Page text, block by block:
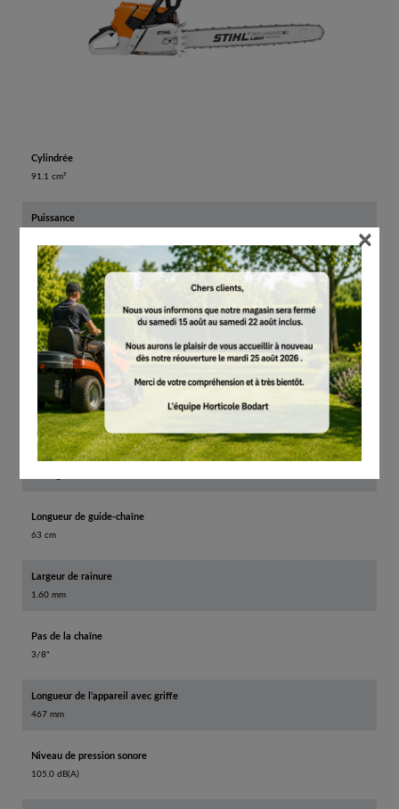
Cylindrée
91.1 cm³
Puissance
CO2
679 g/kWh
Poids de l’appareil sans carburant
7.6 kg
Poids du système non ravitaillé en carburant
9.18 kg
Rapport puissance/poids
Longueur de guide-chaîne
63 cm
Largeur de rainure
1.60 mm
Pas de la chaîne
3/8"
Longueur de l’appareil avec griffe
467 mm
Niveau de pression sonore
105.0 dB(A)
×